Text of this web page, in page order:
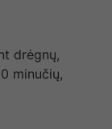
drėgnų,
minučių,